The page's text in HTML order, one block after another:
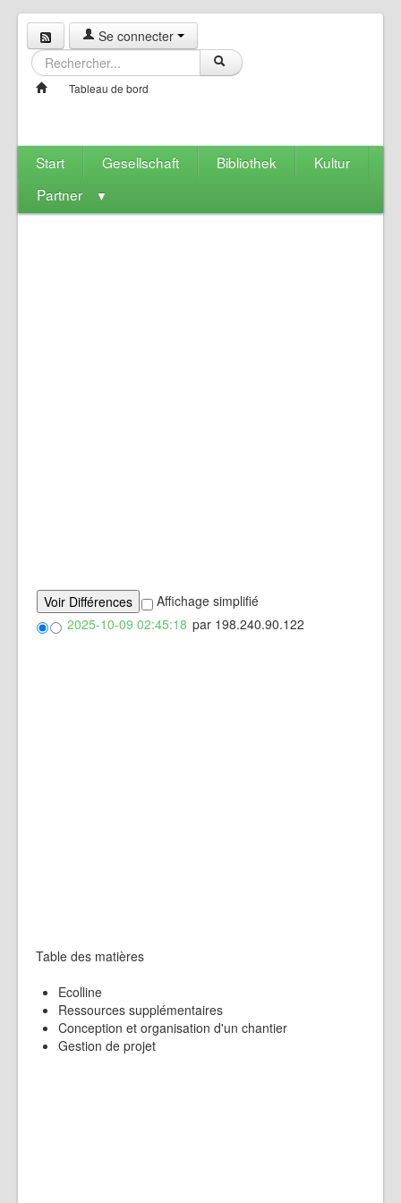
Se connecter
Tableau de bord
Start Gesellschaft Bibliothek
Kultur
Partner
▼
Affichage simplifié
2025-10-09 02:45:18 par 198.240.90.122
Table des matières
Ecolline
Ressources supplémentaires
Conception et organisation d'un chantier
Gestion de projet